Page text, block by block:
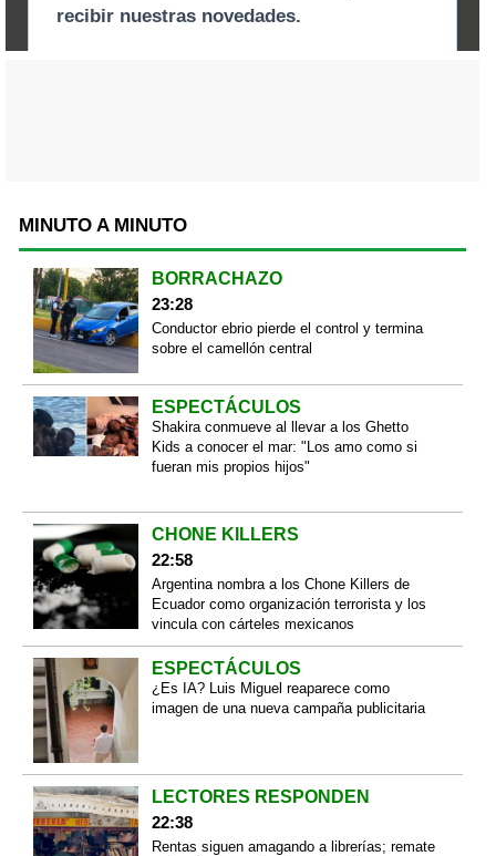
MINUTO A MINUTO
BORRACHAZO
23:28
Conductor ebrio pierde el control y termina
sobre el camellón central
ESPECTÁCULOS
Shakira conmueve al llevar a los Ghetto
Kids a conocer el mar: "Los amo como si
fueran mis propios hijos"
CHONE KILLERS
22:58
Argentina nombra a los Chone Killers de
Ecuador como organización terrorista y los
vincula con cárteles mexicanos
ESPECTÁCULOS
¿Es IA? Luis Miguel reaparece como
imagen de una nueva campaña publicitaria
LECTORES RESPONDEN
22:38
Rentas siguen amagando a librerías; remate